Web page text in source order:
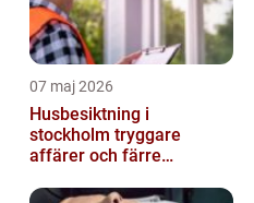
07 maj 2026
Husbesiktning i
stockholm tryggare
affärer och färre